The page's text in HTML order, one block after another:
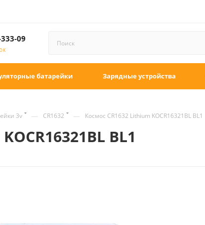
09
батарейки Зарядные устройства
3v — CR1632 — Космос CR1632 Lithium KOCR16321BL BL1
BL1